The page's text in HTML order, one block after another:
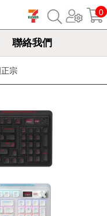
聯絡我們
0
宗